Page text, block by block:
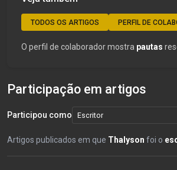
TODOS OS ARTIGOS PERFIL DE
O perfil de colaborador mostra pautas
Participação em artigos
Participou como
Artigos publicados em que Thalyson foi o